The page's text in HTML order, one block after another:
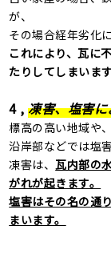
が、
その場合経年劣化
これにより、瓦に
たりしてしまいます
4 ,凍害、塩害
標高の高い地域や
沿岸部などでは塩
凍害は、瓦内部の
がれが起きます。
塩害はその名の通
まいます。